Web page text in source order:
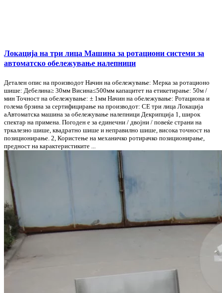
Локација на три лица Машина за ротациони системи за
автоматско обележување налепници
Детален опис на производот Начин на обележување: Мерка за ротационо
шише: Дебелина≥ 30мм Висина≤500мм капацитет на етикетирање: 50м /
мин Точност на обележување: ± 1мм Начин на обележување: Ротациона и
голема брзина за сертифицирање на производот: CE три лица Локација
aАвтоматска машина за обележување налепници Декрипција 1, широк
спектар на примена. Погоден е за единечни / двојни / повеќе страни на
тркалезно шише, квадратно шише и неправилно шише, висока точност на
позиционирање. 2, Користење на механичко ротирачко позиционирање,
предност на карактеристиките ...